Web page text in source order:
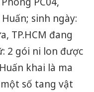
sinh ngày:
TP.HCM đang
2 gói ni lon được
khai là ma
số tang vật